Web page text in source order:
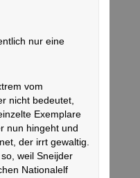
nur eine
vom
nicht bedeutet,
Exemplare
nun hingeht und
der irrt gewaltig.
weil Sneijder
Nationalelf